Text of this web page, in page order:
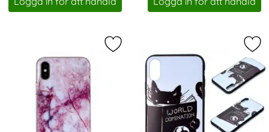
Markera iPhone XS Max - Marmor